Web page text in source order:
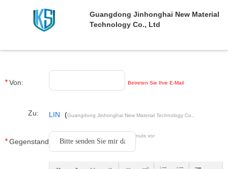
Guangdong Jinhonghai New Material
Technology Co., Ltd
Von: Betreten Sie Ihre E-Mail
Zu: LIN (Guangdong Jinhonghai New Material Technology Co.,
Ltd Letzter Login : 6 Stunden 41 minuts vor
Gegenstand: